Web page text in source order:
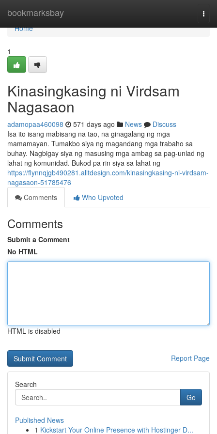
bookmarksbay
Home
Home
1
Kinasingkasing ni Virdsam
Nagasaon
adamopaa460098 571 days ago News
Discuss
Isa ito isang mabisang na tao, na ginagalang ng mga
mamamayan. Tumakbo siya ng magandang mga trabaho sa
buhay. Nagbigay siya ng masusing mga ambag sa pag-unlad ng
lahat ng komunidad. Bukod pa rin siya sa lahat ng
https://flynnqjgb490281.alltdesign.com/kinasingkasing-ni-virdsam-
nagasaon-51785476
Comments
Who Upvoted
Comments
Submit a Comment
No HTML
HTML is disabled
Report Page
Search
Go
Published News
1 Kickstart Your Online Presence with Hostinger D...